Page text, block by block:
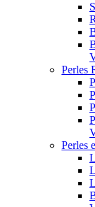
Perles
Perles